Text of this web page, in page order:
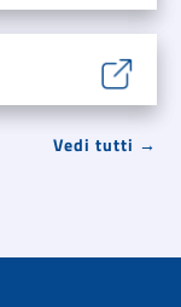
Vedi tutti →